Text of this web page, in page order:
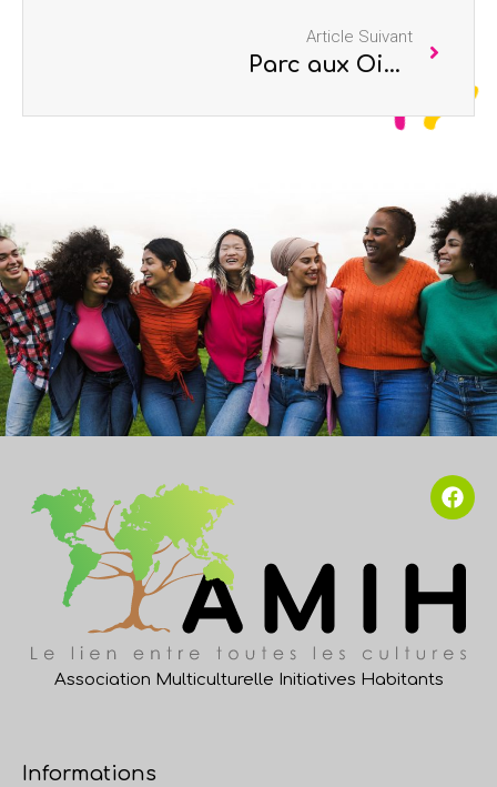
Article Suivant
Parc aux Oiseaux
Association Multiculturelle Initiatives Habitants
Informations